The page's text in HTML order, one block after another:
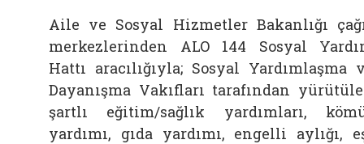
Aile ve Sosyal Hizmetler Bakanlığı
merkezlerinden ALO 144 Sosyal
Hattı aracılığıyla; Sosyal Yardımlaşma
Dayanışma Vakıfları tarafından
şartlı eğitim/sağlık yardımları,
yardımı, gıda yardımı, engelli aylığı,